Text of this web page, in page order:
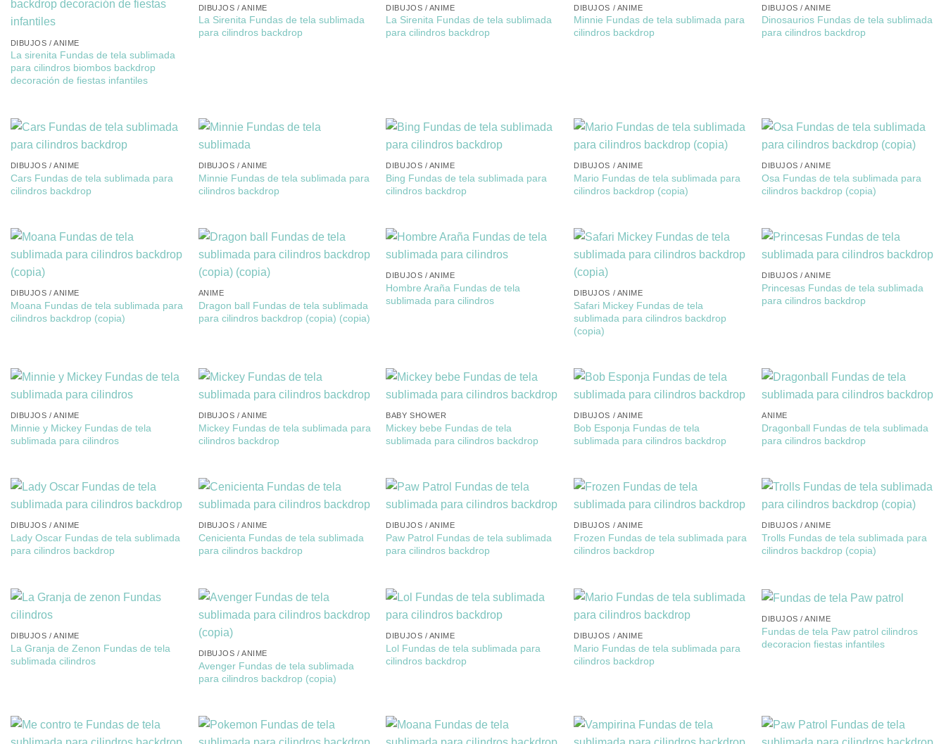
DIBUJOS / ANIME
La sirenita Fundas de tela sublimada
para cilindros biombos backdrop
decoración de fiestas infantiles
DIBUJOS / ANIME
La Sirenita Fundas de tela sublimada
para cilindros backdrop
DIBUJOS / ANIME
La Sirenita Fundas de tela sublimada
para cilindros backdrop
DIBUJOS / ANIME
Minnie Fundas de tela sublimada para
cilindros backdrop
DIBUJOS / ANIME
Dinosaurios Fundas de tela sublimada
para cilindros backdrop
DIBUJOS / ANIME
Cars Fundas de tela sublimada para
cilindros backdrop
DIBUJOS / ANIME
Minnie Fundas de tela sublimada para
cilindros backdrop
DIBUJOS / ANIME
Bing Fundas de tela sublimada para
cilindros backdrop
DIBUJOS / ANIME
Mario Fundas de tela sublimada para
cilindros backdrop (copia)
DIBUJOS / ANIME
Osa Fundas de tela sublimada para
cilindros backdrop (copia)
DIBUJOS / ANIME
Moana Fundas de tela sublimada para
cilindros backdrop (copia)
ANIME
Dragon ball Fundas de tela sublimada
para cilindros backdrop (copia) (copia)
DIBUJOS / ANIME
Hombre Araña Fundas de tela
sublimada para cilindros
DIBUJOS / ANIME
Safari Mickey Fundas de tela
sublimada para cilindros backdrop
(copia)
DIBUJOS / ANIME
Princesas Fundas de tela sublimada
para cilindros backdrop
DIBUJOS / ANIME
Minnie y Mickey Fundas de tela
sublimada para cilindros
DIBUJOS / ANIME
Mickey Fundas de tela sublimada para
cilindros backdrop
BABY SHOWER
Mickey bebe Fundas de tela
sublimada para cilindros backdrop
DIBUJOS / ANIME
Bob Esponja Fundas de tela
sublimada para cilindros backdrop
ANIME
Dragonball Fundas de tela sublimada
para cilindros backdrop
DIBUJOS / ANIME
Lady Oscar Fundas de tela sublimada
para cilindros backdrop
DIBUJOS / ANIME
Cenicienta Fundas de tela sublimada
para cilindros backdrop
DIBUJOS / ANIME
Paw Patrol Fundas de tela sublimada
para cilindros backdrop
DIBUJOS / ANIME
Frozen Fundas de tela sublimada para
cilindros backdrop
DIBUJOS / ANIME
Trolls Fundas de tela sublimada para
cilindros backdrop (copia)
DIBUJOS / ANIME
La Granja de Zenon Fundas de tela
sublimada cilindros
DIBUJOS / ANIME
Avenger Fundas de tela sublimada
para cilindros backdrop (copia)
DIBUJOS / ANIME
Lol Fundas de tela sublimada para
cilindros backdrop
DIBUJOS / ANIME
Mario Fundas de tela sublimada para
cilindros backdrop
DIBUJOS / ANIME
Fundas de tela Paw patrol cilindros
decoracion fiestas infantiles